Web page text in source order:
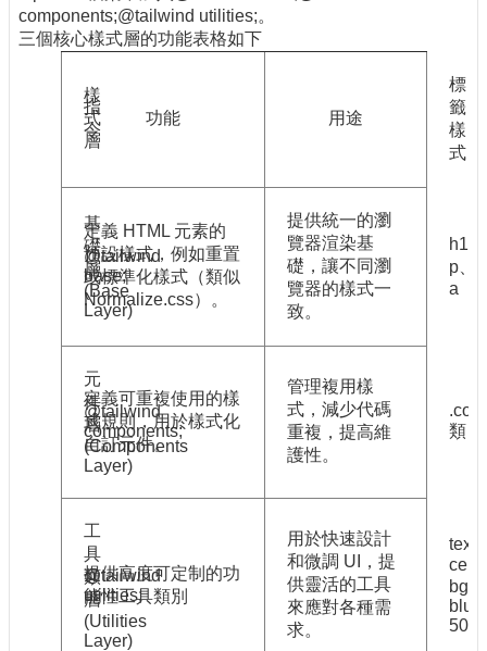
components;@tailwind utilities;。
三個核心樣式層的功能表格如下
樣
式
層
指
令
功能 用途
標
籤
樣
式
基
礎
層
(Base
Layer)
@tailwind
base;
定義 HTML 元素的
預設樣式，例如重置
或標準化樣式（類似
Normalize.css）。
提供統一的瀏
覽器渲染基
礎，讓不同瀏
覽器的樣式一
致。
h1、
p、
a
元
件
層
(Components
Layer)
@tailwind
components;
定義可重複使用的樣
式規則，用於樣式化
自訂元件。
管理複用樣
式，減少代碼
重複，提高維
護性。
類：
工
具
類
層
(Utilities
Layer)
@tailwind
utilities;
提供高度可定制的功
能性工具類別
用於快速設計
和微調 UI，提
供靈活的工具
來應對各種需
求。
text-
bg-
blue-
50